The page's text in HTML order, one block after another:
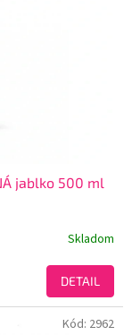
jablko 500 ml
Skladom
DETAIL
Kód: 2962